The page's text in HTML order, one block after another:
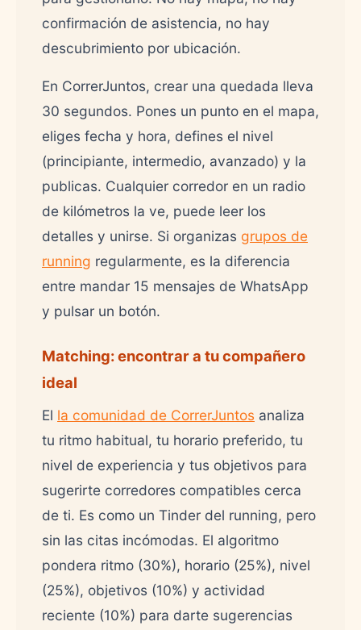
confirmación de asistencia, no hay
descubrimiento por ubicación.
En CorrerJuntos, crear una quedada lleva
30 segundos. Pones un punto en el mapa,
eliges fecha y hora, defines el nivel
(principiante, intermedio, avanzado) y la
publicas. Cualquier corredor en un radio
de kilómetros la ve, puede leer los
detalles y unirse. Si organizas grupos de
running regularmente, es la diferencia
entre mandar 15 mensajes de WhatsApp
y pulsar un botón.
Matching: encontrar a tu compañero
ideal
El la comunidad de CorrerJuntos analiza
tu ritmo habitual, tu horario preferido, tu
nivel de experiencia y tus objetivos para
sugerirte corredores compatibles cerca
de ti. Es como un Tinder del running, pero
sin las citas incómodas. El algoritmo
pondera ritmo (30%), horario (25%), nivel
(25%), objetivos (10%) y actividad
reciente (10%) para darte sugerencias